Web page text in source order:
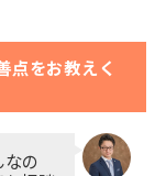
点をお教えく
の